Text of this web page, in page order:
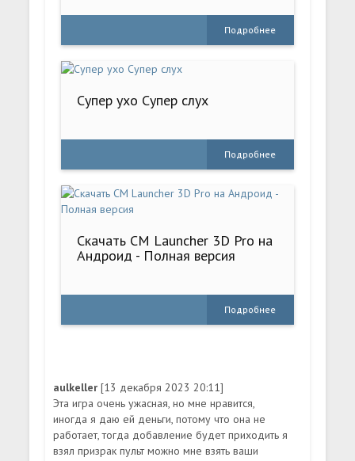
Подробнее
Супер ухо Супер слух
Подробнее
Скачать CM Launcher 3D Pro на
Андроид - Полная версия
Подробнее
aulkeller[13 декабря 2023 20:11]
Эта игра очень ужасная, но мне нравится,
иногда я даю ей деньги, потому что она не
работает, тогда добавление будет приходить я
взял призрак пульт можно мне взять ваши